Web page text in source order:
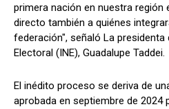
primera nación en nuestra región
directo también a quiénes
federación", señaló La presidenta
Electoral (INE), Guadalupe Taddei.
El inédito proceso se deriva de
aprobada en septiembre de 2024